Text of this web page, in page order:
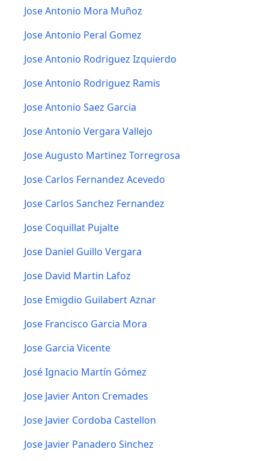
Jose Antonio Mora Muñoz
Jose Antonio Peral Gomez
Jose Antonio Rodriguez Izquierdo
Jose Antonio Rodriguez Ramis
Jose Antonio Saez Garcia
Jose Antonio Vergara Vallejo
Jose Augusto Martinez Torregrosa
Jose Carlos Fernandez Acevedo
Jose Carlos Sanchez Fernandez
Jose Coquillat Pujalte
Jose Daniel Guillo Vergara
Jose David Martin Lafoz
Jose Emigdio Guilabert Aznar
Jose Francisco Garcia Mora
Jose Garcia Vicente
José Ignacio Martín Gómez
Jose Javier Anton Cremades
Jose Javier Cordoba Castellon
Jose Javier Panadero Sinchez